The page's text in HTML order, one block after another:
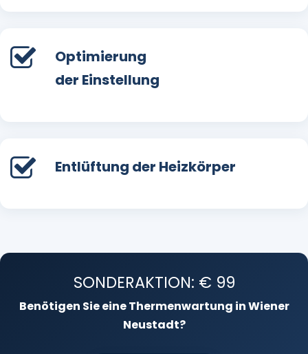
Optimierung
der Einstellung
Entlüftung der Heizkörper
SONDERAKTION: € 99
Benötigen Sie eine Thermenwartung in Wiener
Neustadt?